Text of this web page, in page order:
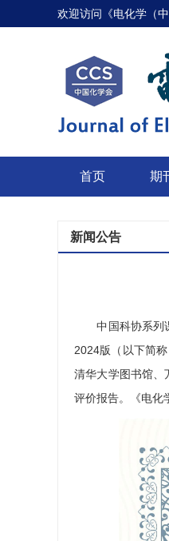
欢迎访问《电化学（
首页 期
新闻公告
中国科协系列
2024版（以下简
清华大学图书馆、
评价报告。《电化